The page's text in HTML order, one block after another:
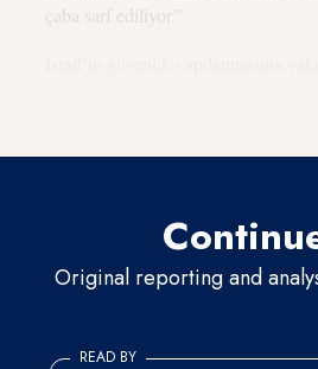
çaba sarf ediliyor.”
Original reporting and
READ BY